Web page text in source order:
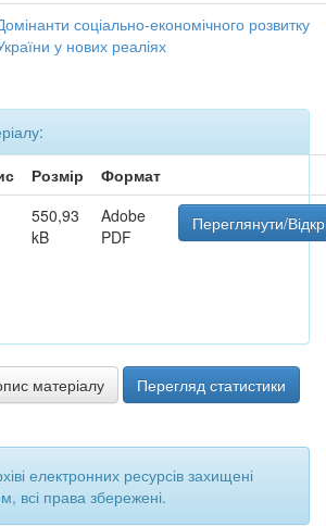
соціально-економічного розвитку
у нових реаліях
Розмір
Формат
550,93
kB
Adobe
PDF
Переглянути/
матеріалу Перегляд статистики
електронних ресурсів захищені
всі права збережені.